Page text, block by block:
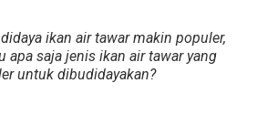
ikan air tawar makin populer,
apa saja jenis ikan air tawar yang
untuk dibudidayakan?